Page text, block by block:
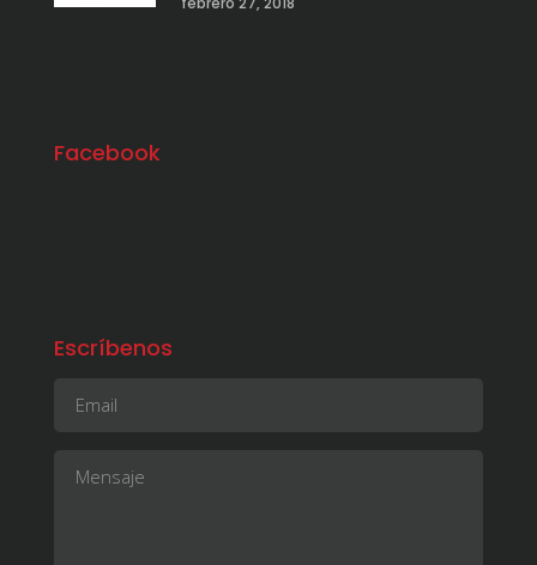
Facebook
Escríbenos